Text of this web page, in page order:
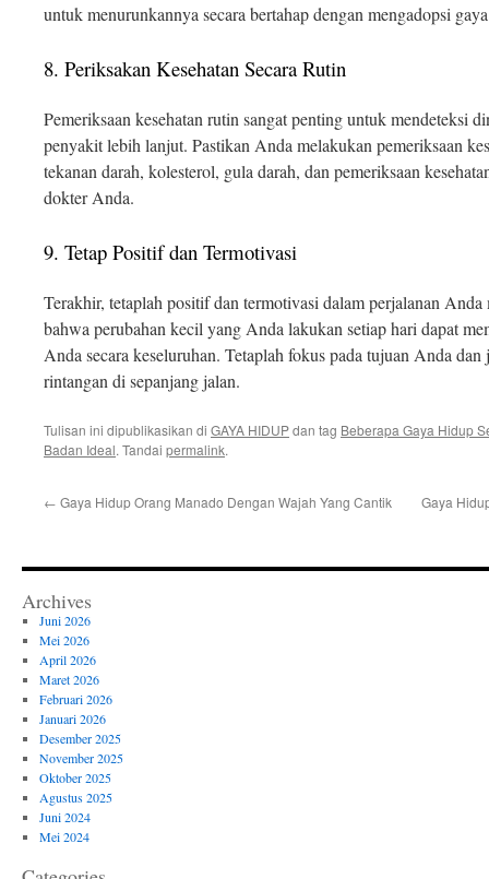
untuk menurunkannya secara bertahap dengan mengadopsi
8. Periksakan Kesehatan Secara Rutin
Pemeriksaan kesehatan rutin sangat penting untuk mendeteksi
penyakit lebih lanjut. Pastikan Anda melakukan pemeriksaan
tekanan darah, kolesterol, gula darah, dan pemeriksaan
dokter Anda.
9. Tetap Positif dan Termotivasi
Terakhir, tetaplah positif dan termotivasi dalam perjalanan
bahwa perubahan kecil yang Anda lakukan setiap hari dapat
Anda secara keseluruhan. Tetaplah fokus pada tujuan Anda
rintangan di sepanjang jalan.
Tulisan ini dipublikasikan di GAYA HIDUPdan tag Beberapa Gaya Hidup
Badan Ideal. Tandai permalink.
← Gaya Hidup Orang Manado Dengan Wajah Yang Cantik Gaya
Archives
Juni 2026
Mei 2026
April 2026
Maret 2026
Februari 2026
Januari 2026
Desember 2025
November 2025
Oktober 2025
Agustus 2025
Juni 2024
Mei 2024